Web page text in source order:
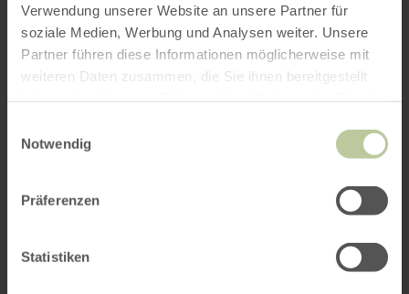
Verwendung unserer Website an unsere Partner für
soziale Medien, Werbung und Analysen weiter. Unsere
Partner führen diese Informationen möglicherweise mit
weiteren Daten zusammen, die Sie ihnen bereitgestellt
Notwendig
Präferenzen
Statistiken